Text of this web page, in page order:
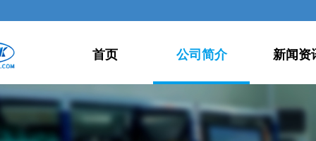
首页 公司简介 新闻资